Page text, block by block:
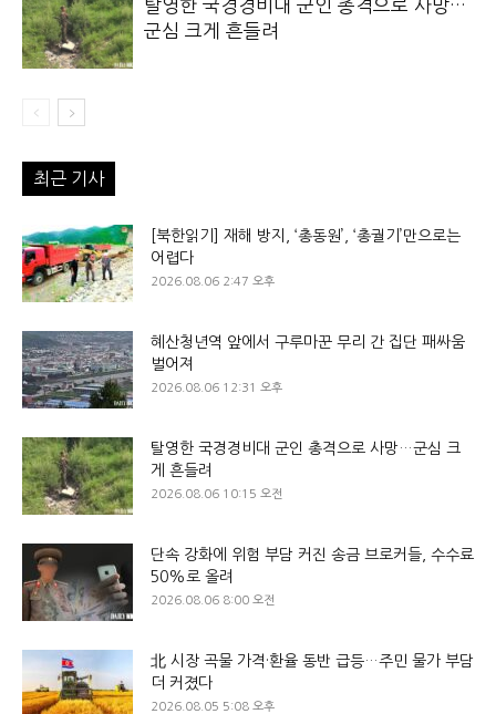
탈영한 국경경비대 군인 총격으로 사망…
군심 크게 흔들려
최근 기사
[북한읽기] 재해 방지, ‘총동원’, ‘총궐기’만으로는
어렵다
2026.08.06 2:47 오후
혜산청년역 앞에서 구루마꾼 무리 간 집단 패싸움
벌어져
2026.08.06 12:31 오후
탈영한 국경경비대 군인 총격으로 사망…군심 크
게 흔들려
2026.08.06 10:15 오전
단속 강화에 위험 부담 커진 송금 브로커들, 수수료
50%로 올려
2026.08.06 8:00 오전
北 시장 곡물 가격·환율 동반 급등…주민 물가 부담
더 커졌다
2026.08.05 5:08 오후